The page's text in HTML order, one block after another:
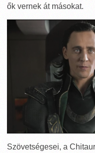
ők vernek át másokat.
Szövetségesei, a